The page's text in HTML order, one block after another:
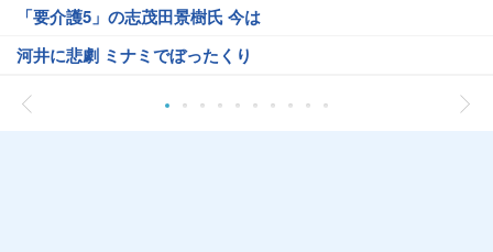
「要介護5」の志茂田景樹氏 今は
河井に悲劇 ミナミでぼったくり